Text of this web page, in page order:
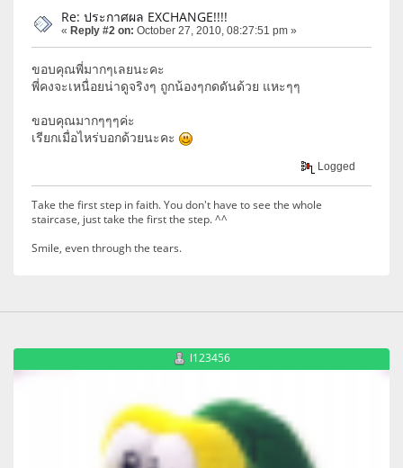
Re: ประกาศผล EXCHANGE!!!!
« Reply #2 on: October 27, 2010, 08:27:51 pm »
ขอบคุณพี่มากๆเลยนะคะ
พี่คงจะเหนื่อยน่าดูจริงๆ ถูกน้องๆกดดันด้วย แหะๆๆ
ขอบคุณมากๆๆๆค่ะ
เรียกเมื่อไหร่บอกด้วยนะคะ
Logged
Take the first step in faith. You don't have to see the whole
staircase, just take the first the step. ^^
Smile, even through the tears.
l123456